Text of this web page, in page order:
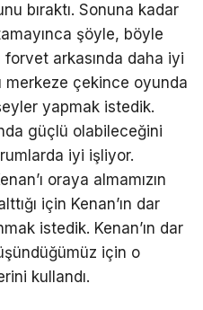
bıraktı. Sonuna kadar
şöyle, böyle
forvet arkasında daha iyi
merkeze çekince oyunda
yapmak istedik.
güçlü olabileceğini
iyi işliyor.
oraya almamızın
için Kenan’ın dar
istedik. Kenan’ın dar
için o
kullandı.